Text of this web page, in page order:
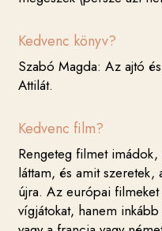
Kedvenc könyv?
Szabó Magda: Az ajtó
Attilát.
Kedvenc film?
Rengeteg filmet
láttam, és amit
újra. Az európai
vígjátokat, hanem